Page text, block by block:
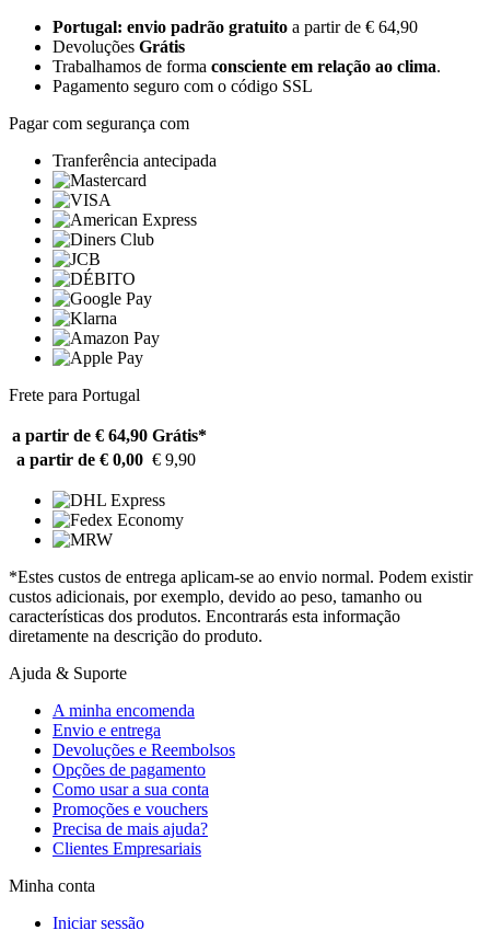
Portugal: envio padrão gratuito a partir de € 64,90
Devoluções Grátis
Trabalhamos de forma consciente em relação ao clima.
Pagamento seguro com o código SSL
Pagar com segurança com
Tranferência antecipada
Frete para Portugal
a partir de € 64,90 Grátis*
a partir de € 0,00 € 9,90
*Estes custos de entrega aplicam-se ao envio normal. Podem existir
custos adicionais, por exemplo, devido ao peso, tamanho ou
características dos produtos. Encontrarás esta informação
diretamente na descrição do produto.
Ajuda & Suporte
A minha encomenda
Envio e entrega
Devoluções e Reembolsos
Opções de pagamento
Como usar a sua conta
Promoções e vouchers
Precisa de mais ajuda?
Clientes Empresariais
Minha conta
Iniciar sessão